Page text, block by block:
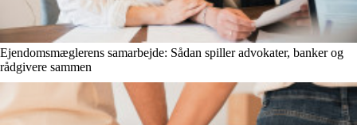
Ejendomsmæglerens samarbejde: Sådan spiller advokater, banker og
rådgivere sammen